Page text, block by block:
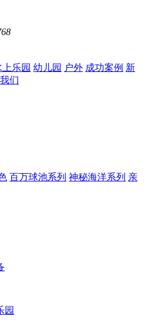
上乐园 幼儿园 户外 成功案例 新
们
百万球池系列 神秘海洋系列 亲
园